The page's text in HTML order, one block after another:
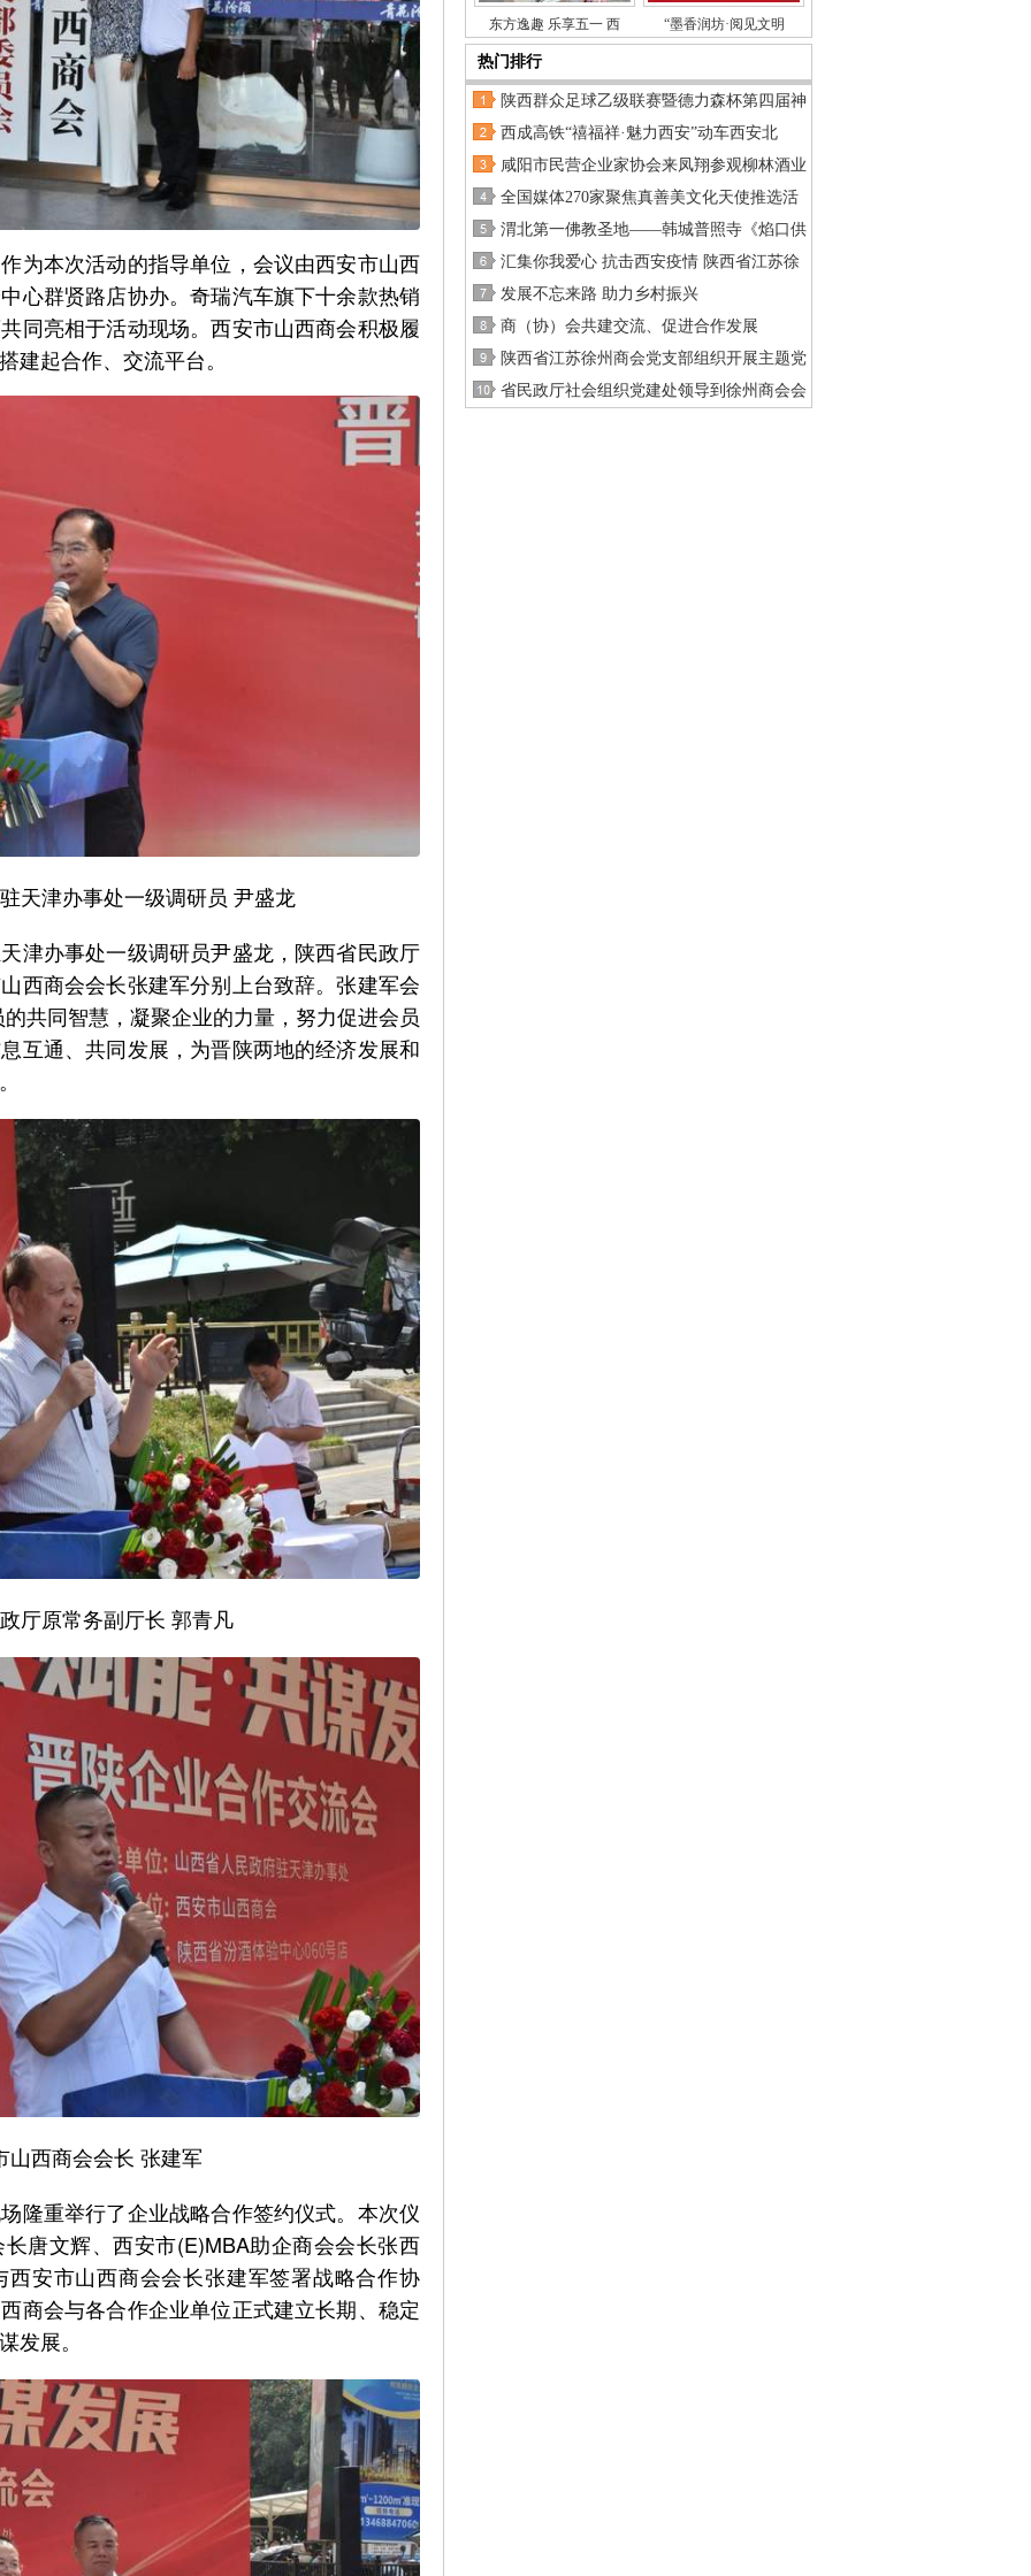
为本次活动的指导单位，会议由西安市山西
心群贤路店协办。奇瑞汽车旗下十余款热销
同亮相于活动现场。西安市山西商会积极履
建起合作、交流平台。
天津办事处一级调研员 尹盛龙
津办事处一级调研员尹盛龙，陕西省民政厅
西商会会长张建军分别上台致辞。张建军会
共同智慧，凝聚企业的力量，努力促进会员
互通、共同发展，为晋陕两地的经济发展和
厅原常务副厅长 郭青凡
山西商会会长 张建军
隆重举行了企业战略合作签约仪式。本次仪
唐文辉、西安市(E)MBA助企商会会长张西
安市山西商会会长张建军签署战略合作协
商会与各合作企业单位正式建立长期、稳定
发展。
东方逸趣 乐享五一 西 “墨香润坊·阅见文明
热门排行
陕西群众足球乙级联赛暨德力森杯第四届神
西成高铁“禧福祥·魅力西安”动车西安北
咸阳市民营企业家协会来凤翔参观柳林酒业
全国媒体270家聚焦真善美文化天使推选活
渭北第一佛教圣地——韩城普照寺《焰口供
汇集你我爱心 抗击西安疫情 陕西省江苏徐
发展不忘来路 助力乡村振兴
商（协）会共建交流、促进合作发展
陕西省江苏徐州商会党支部组织开展主题党
省民政厅社会组织党建处领导到徐州商会会